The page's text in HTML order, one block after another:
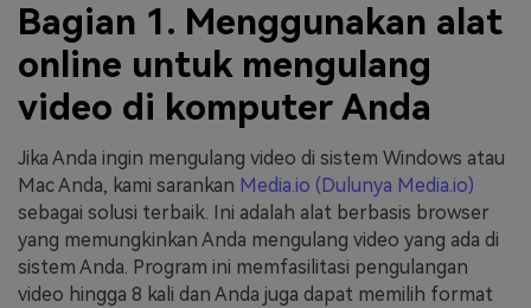
Bagian 1. Menggunakan alat
online untuk mengulang
video di komputer Anda
Jika Anda ingin mengulang video di sistem Windows atau
Mac Anda, kami sarankan Media.io (Dulunya Media.io)
sebagai solusi terbaik. Ini adalah alat berbasis browser
yang memungkinkan Anda mengulang video yang ada di
sistem Anda. Program ini memfasilitasi pengulangan
video hingga 8 kali dan Anda juga dapat memilih format